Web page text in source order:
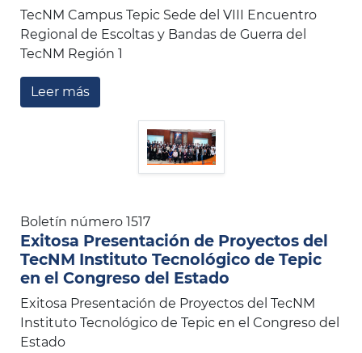
TecNM Campus Tepic Sede del VIII Encuentro
Regional de Escoltas y Bandas de Guerra del
TecNM Región 1
Leer más
Boletín número 1517
Exitosa Presentación de Proyectos del
TecNM Instituto Tecnológico de Tepic
en el Congreso del Estado
Exitosa Presentación de Proyectos del TecNM
Instituto Tecnológico de Tepic en el Congreso del
Estado